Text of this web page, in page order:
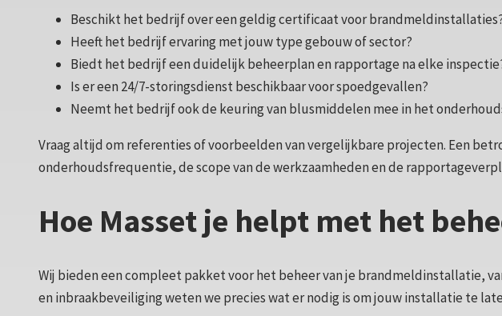
Beschikt het bedrijf over een geldig certificaat voor
Heeft het bedrijf ervaring met jouw type gebouw of sector?
Biedt het bedrijf een duidelijk beheerplan en rapportage na elke
Is er een 24/7-storingsdienst beschikbaar voor spoedgevallen?
Neemt het bedrijf ook de keuring van blusmiddelen mee in het
Vraag altijd om referenties of voorbeelden van vergelijkbare projecten. Een
onderhoudsfrequentie, de scope van de werkzaamheden en de
Hoe Masset je helpt met het
Wij bieden een compleet pakket voor het beheer van je brandmeldinstallatie,
en inbraakbeveiliging weten we precies wat er nodig is om jouw installatie te